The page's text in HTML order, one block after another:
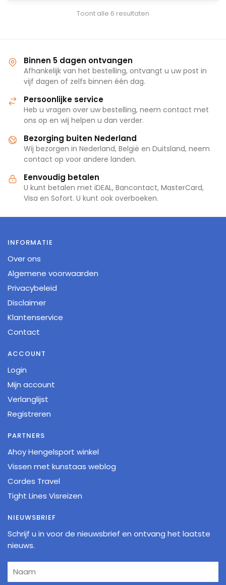
Toont alle 6 resultaten
Binnen 5 dagen ontvangen
Afhankelijk van het bestelling, ontvangt u uw post in
vijf dagen of zelfs binnen één dag.
Persoonlijke service
Heb u vragen over uw bestelling, neem contact met
ons op en wij helpen u dan verder.
Bezorging buiten Nederland
Wij bezorgen in Nederland, België en Duitsland, neem
contact op voor andere landen.
Eenvoudig betalen
U kunt betalen met iDEAL, Bancontact, MasterCard,
Visa en Sofort. U kunt ook overboeken.
INFORMATIE
Over ons
Algemene voorwaarden
Privacybeleid
Disclaimer
Klantenservice
Contact
ACCOUNT
Login
Mijn account
Verlanglijst
Registreren
PARTNERS
Ahoy Hengelsport winkel
Vissen met kunstaas weblog
Cordes Travel
Tight Lines Visreizen
NIEUWSBRIEF
Schrijf u in voor de nieuwsbrief en ontvang het laatste
nieuws.